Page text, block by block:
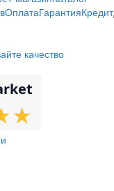
ОплатаГарантияКредит
★
★